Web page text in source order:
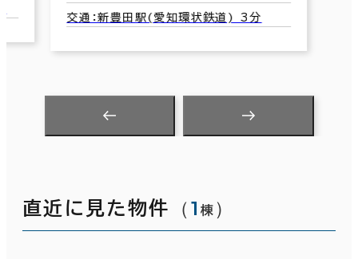
分
直近に見た物件 （1 棟 ）